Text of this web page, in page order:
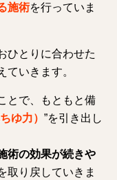
施術を行っていま
ひとりに合わせた
いきます。
とで、もともと備
ゆ力） ”を引き出し
術の効果が続きや
取り戻していきま